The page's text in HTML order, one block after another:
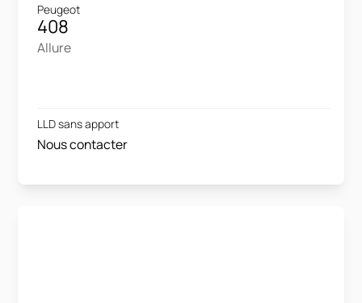
Peugeot
408
Allure
LLD sans apport
Nous contacter